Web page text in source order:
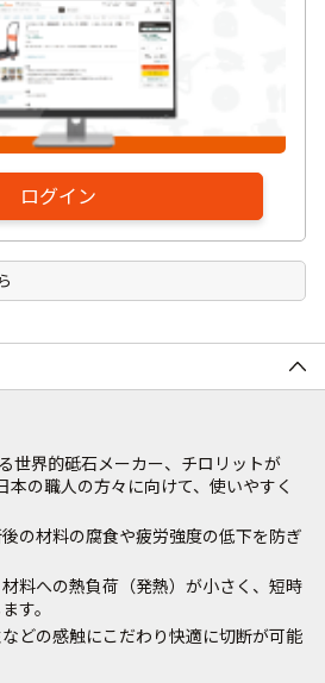
ログイン
世界的砥石メーカー、チロリットが
本の職人の方々に向けて、使いやすく
の材料の腐食や疲労強度の低下を防ぎ
料への熱負荷（発熱）が小さく、短時
す。
どの感触にこだわり快適に切断が可能